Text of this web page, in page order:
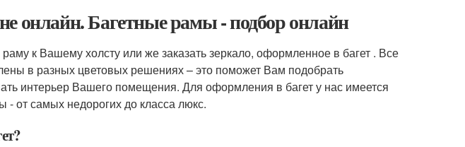
онлайн. Багетные рамы - подбор онлайн
к Вашему холсту или же заказать зеркало, оформленное в багет . Все
в разных цветовых решениях – это поможет Вам подобрать
интерьер Вашего помещения. Для оформления в багет у нас имеется
- от самых недорогих до класса люкс.